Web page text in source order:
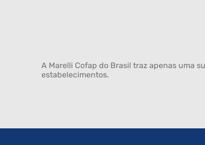
A Marelli Cofap do Brasil traz apenas uma
estabelecimentos.